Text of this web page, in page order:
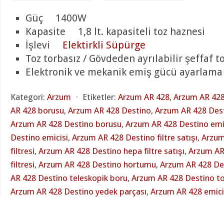
Güç 1400W
Kapasite 1,8 lt. kapasiteli toz haznesi
İşlevi Elektirkli Süpürge
Toz torbasız / Gövdeden ayrılabilir şeffaf
Elektronik ve mekanik emiş gücü ayarlama
Kategori: Arzum ⋅ Etiketler: Arzum AR 428, Arzum AR
AR 428 borusu, Arzum AR 428 Destino, Arzum AR 428
Arzum AR 428 Destino borusu, Arzum AR 428 Destino
Destino emicisi, Arzum AR 428 Destino filtre satışı,
filtresi, Arzum AR 428 Destino hepa filtre satışı, Arzum
filtresi, Arzum AR 428 Destino hortumu, Arzum AR 428
AR 428 Destino teleskopik boru, Arzum AR 428 Destino
Arzum AR 428 Destino yedek parçası, Arzum AR 428 emici